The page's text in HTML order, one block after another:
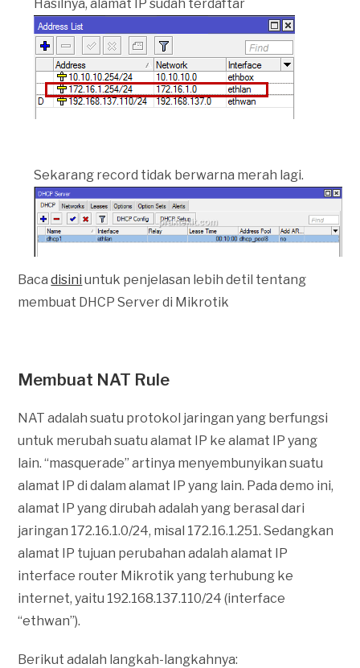
Hasilnya, alamat IP sudah terdaftar
Sekarang record tidak berwarna merah lagi.
Bacadisini untuk penjelasan lebih detil tentang
membuat DHCP Server di Mikrotik
Membuat NAT Rule
NAT adalah suatu protokol jaringan yang berfungsi
untuk merubah suatu alamat IP ke alamat IP yang
lain. “masquerade” artinya menyembunyikan suatu
alamat IP di dalam alamat IP yang lain. Pada demo ini,
alamat IP yang dirubah adalah yang berasal dari
jaringan 172.16.1.0/24, misal 172.16.1.251. Sedangkan
alamat IP tujuan perubahan adalah alamat IP
interface router Mikrotik yang terhubung ke
internet, yaitu 192.168.137.110/24 (interface
“ethwan”).
Berikut adalah langkah-langkahnya: